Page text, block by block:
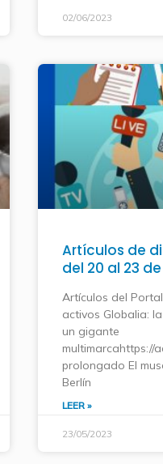
02/06/2023
Artículos de
del 20 al 23
Artículos del
activos Globalia:
un gigante
multimarcahttps://
prolongado El
Berlín
LEER »
23/05/2023